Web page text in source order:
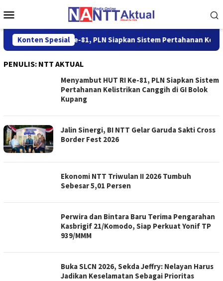
ke
Mobile
Konten Spesial
HUT RI Ke-81, PLN Siapkan Sistem Pertahanan
PENULIS: NTT AKTUAL
Menyambut HUT RI Ke-81, PLN Siapkan Sistem
Pertahanan Kelistrikan Canggih di GI Bolok
Kupang
Jalin Sinergi, BI NTT Gelar Garuda Sakti Cross
Border Fest 2026
Ekonomi NTT Triwulan II 2026 Tumbuh
Sebesar 5,01 Persen
Perwira dan Bintara Baru Terima Pengarahan
Kasbrigif 21/Komodo, Siap Perkuat Yonif TP
939/MMM
Buka SLCN 2026, Sekda Jeffry: Nelayan Harus
Jadikan Keselamatan Sebagai Prioritas